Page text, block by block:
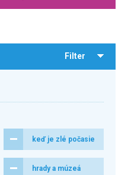
Filter
keď je zlé počasie
hrady a múzeá